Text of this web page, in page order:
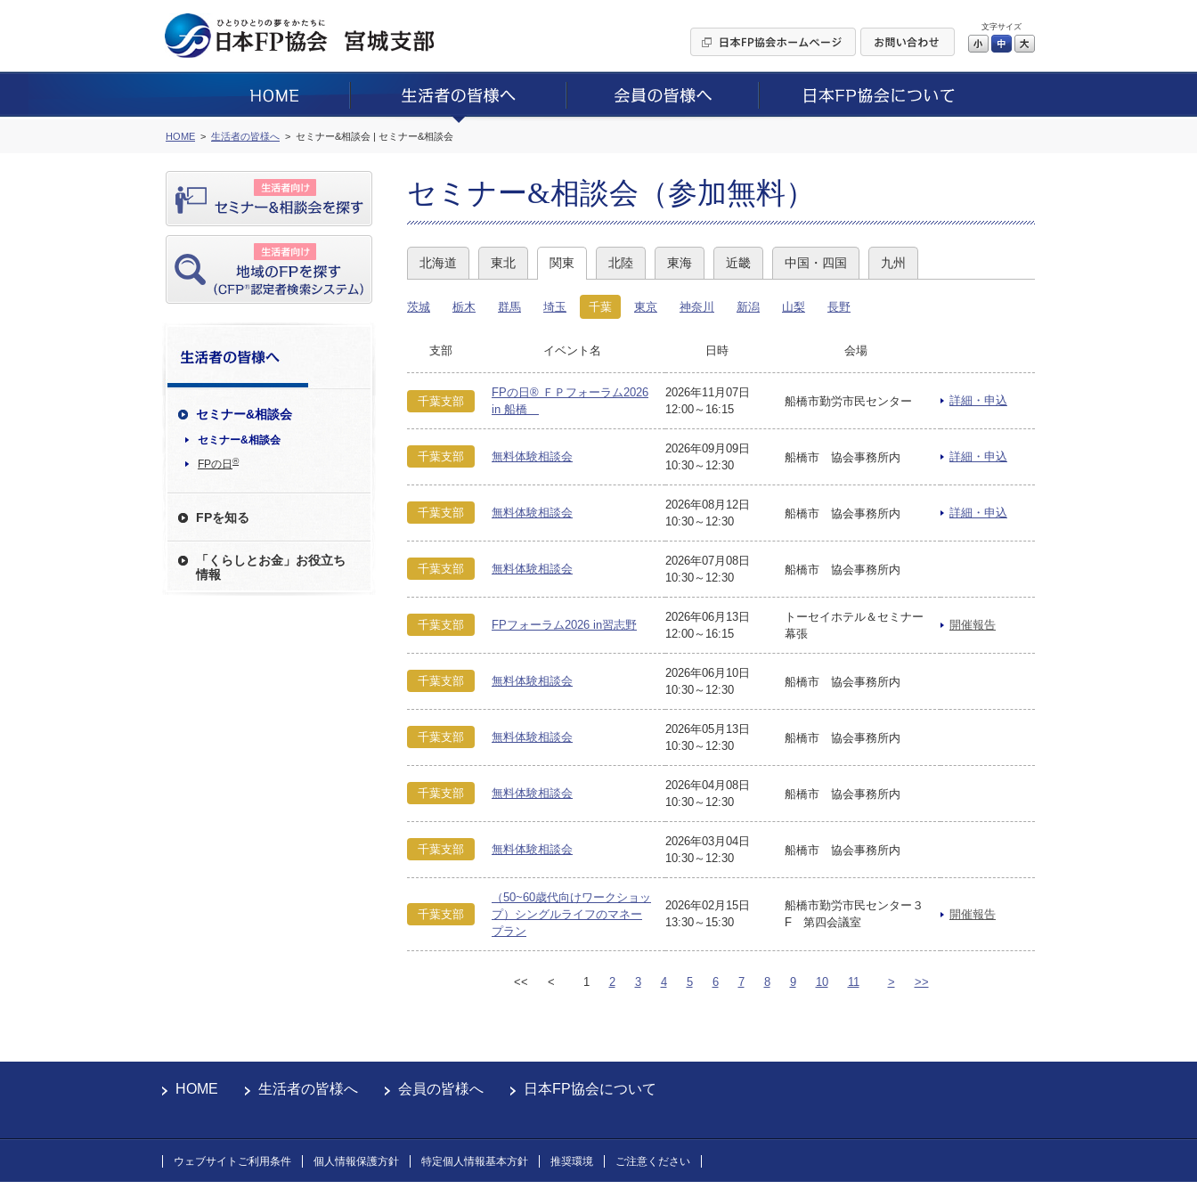
文字サイズ
小 中
HOME 生活者の皆様へ セミナー&相談会 | セミナー&相談会
セミナー&相談会
セミナー&相談会
FPの日 ®
FPを知る
「くらしとお金」お役立ち
情報
セミナー&相談会（参加無料）
北海道 東北 関東 北陸 東海 近畿 中国・四国 九州
茨城 栃木 群馬 埼玉 千葉 東京 神奈川 新潟 山梨 長野
支部 イベント名 日時 会場
千葉支部
FPの日® ＦＰフォーラム2026
in 船橋
2026年11月07日
12:00～16:15
船橋市勤労市民センター 詳細・申込
千葉支部 無料体験相談会
2026年09月09日
10:30～12:30
船橋市 協会事務所内 詳細・申込
千葉支部 無料体験相談会
2026年08月12日
10:30～12:30
船橋市 協会事務所内 詳細・申込
千葉支部 無料体験相談会
2026年07月08日
10:30～12:30
船橋市 協会事務所内
千葉支部 FPフォーラム2026 in習志野
2026年06月13日
12:00～16:15
トーセイホテル＆セミナー
幕張
開催報告
千葉支部 無料体験相談会
2026年06月10日
10:30～12:30
船橋市 協会事務所内
千葉支部 無料体験相談会
2026年05月13日
10:30～12:30
船橋市 協会事務所内
千葉支部 無料体験相談会
2026年04月08日
10:30～12:30
船橋市 協会事務所内
千葉支部 無料体験相談会
2026年03月04日
10:30～12:30
船橋市 協会事務所内
千葉支部
（50~60歳代向けワークショッ
プ）シングルライフのマネー
プラン
2026年02月15日
13:30～15:30
船橋市勤労市民センター３
F 第四会議室
開催報告
<< < 1 2 3 4 5 6 7 8 9 10 11 > >>
HOME 生活者の皆様へ 会員の皆様へ 日本FP協会について
ウェブサイトご利用条件 個人情報保護方針 特定個人情報基本方針 推奨環境 ご注意ください